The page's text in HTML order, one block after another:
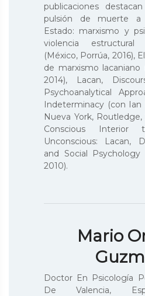
publicaciones
pulsión de muerte a
Estado: marxismo y
violencia estructural
(México, Porrúa, 2016),
de marxismo lacaniano
2014), Lacan,
Psychoanalytical
Indeterminacy (con Ian
Nueva York,
Conscious
Unconscious: Lacan,
and Social Psychology
2010).
Mario
Doctor En Psicología
De Valencia,